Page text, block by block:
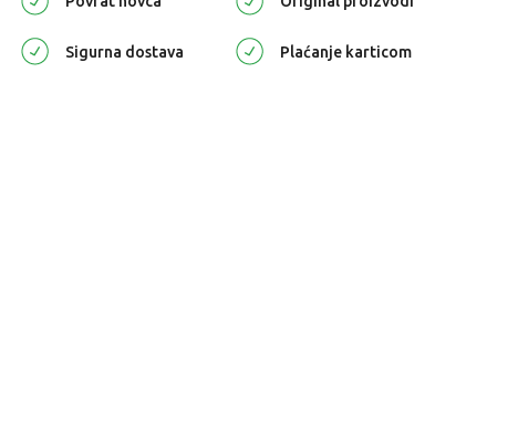
Sigurna dostava Plaćanje karticom